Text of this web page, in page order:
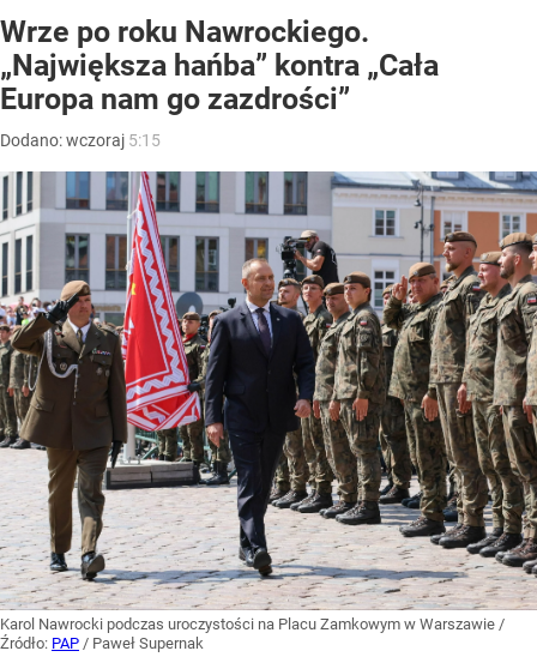
Wrze po roku Nawrockiego.
„Największa hańba” kontra „Cała
Europa nam go zazdrości”
Dodano:wczoraj 5:15
Karol Nawrocki podczas uroczystości na Placu Zamkowym w Warszawie /
Źródło: PAP / Paweł Supernak